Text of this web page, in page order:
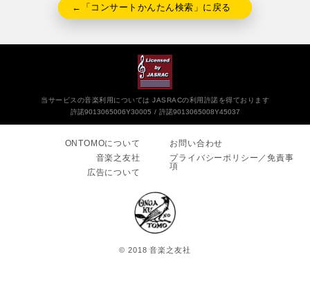
←「コンサートかんたん検索」に戻る
当サービスの音楽利用については JASRACの利用許諾を得ております
許諾9013065006Y30005
許諾9013065008Y45037
ONTOMOについて
音楽之友社
広告について
お問い合わせ
プライバシーポリシー／免責事
項
© 2018 音楽之友社